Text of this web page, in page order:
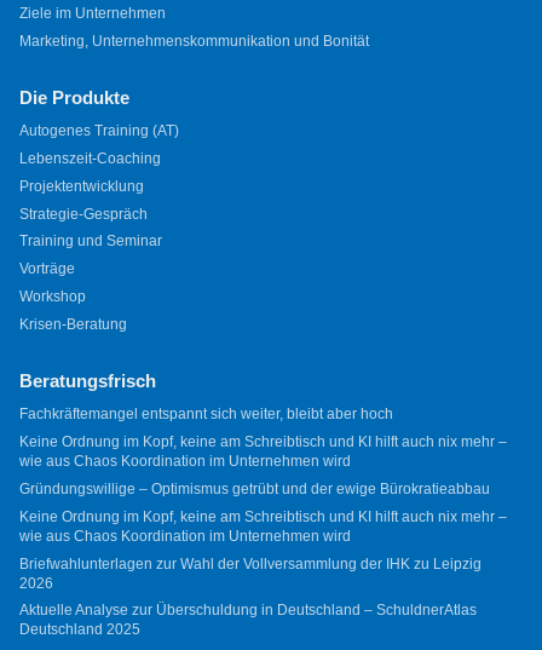
Ziele im Unternehmen
Marketing, Unternehmenskommunikation und Bonität
Die Produkte
Autogenes Training (AT)
Lebenszeit-Coaching
Projektentwicklung
Strategie-Gespräch
Training und Seminar
Vorträge
Workshop
Krisen-Beratung
Beratungsfrisch
Fachkräftemangel entspannt sich weiter, bleibt aber hoch
Keine Ordnung im Kopf, keine am Schreibtisch und KI hilft auch nix mehr –
wie aus Chaos Koordination im Unternehmen wird
Gründungswillige – Optimismus getrübt und der ewige Bürokratieabbau
Keine Ordnung im Kopf, keine am Schreibtisch und KI hilft auch nix mehr –
wie aus Chaos Koordination im Unternehmen wird
Briefwahlunterlagen zur Wahl der Vollversammlung der IHK zu Leipzig
2026
Aktuelle Analyse zur Überschuldung in Deutschland – SchuldnerAtlas
Deutschland 2025